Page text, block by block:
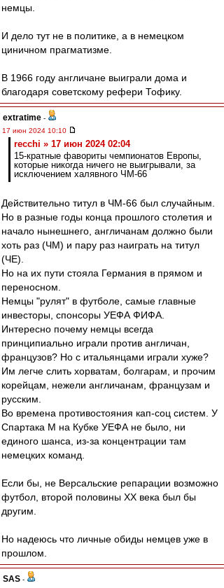
немцы.
И дело тут не в политике, а в немецком
циничном прагматизме.
В 1966 году англичане выиграли дома и
благодаря советскому рефери Тофику.
extratime -
17 июн 2024 10:10
recchi » 17 июн 2024 02:04
15-кратные фавориты чемпионатов Европы,
которые никогда ничего не выигрывали, за
исключением халявного ЧМ-66
Действительно титул в ЧМ-66 был случайным.
Но в разные годы конца прошлого столетия и
начало нынешнего, англичанам должно были
хоть раз (ЧМ) и пару раз наиграть на титул
(ЧЕ).
Но на их пути стояла Германия в прямом и
переносном.
Немцы "рулят" в футболе, самые главные
инвесторы, спонсоры УЕФА ФИФА.
Интересно почему немцы всегда
принципиально играли против англичан,
французов? Но с итальянцами играли хуже?
Им легче слить хорватам, болгарам, и прочим
корейцам, нежели англичанам, французам и
русским.
Во времена противостояния кап-соц систем. У
Спартака М на Кубке УЕФА не было, ни
единого шанса, из-за концентрации там
немецких команд.
Если бы, не Версальские репарации возможно
футбол, второй половины ХХ века был бы
другим.
Но надеюсь что личные обиды немцев уже в
прошлом.
SAS -